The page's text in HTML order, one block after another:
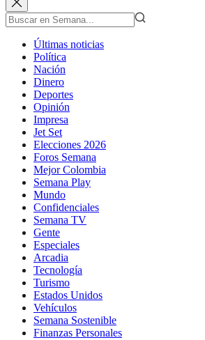
Últimas noticias
Política
Nación
Dinero
Deportes
Opinión
Impresa
Jet Set
Elecciones 2026
Foros Semana
Mejor Colombia
Semana Play
Mundo
Confidenciales
Semana TV
Gente
Especiales
Arcadia
Tecnología
Turismo
Estados Unidos
Vehículos
Semana Sostenible
Finanzas Personales